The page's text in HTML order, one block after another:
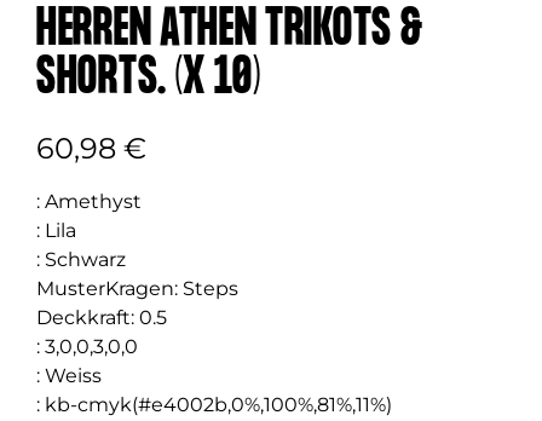
HERREN ATHEN TRIKOTS &
SHORTS. (X 10)
60,98 €
: Amethyst
: Lila
: Schwarz
MusterKragen: Steps
Deckkraft: 0.5
: 3,0,0,3,0,0
: Weiss
: kb-cmyk(#e4002b,0%,100%,81%,11%)